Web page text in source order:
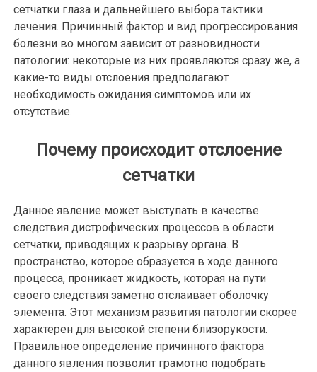
сетчатки глаза и дальнейшего выбора тактики
лечения. Причинный фактор и вид прогрессирования
болезни во многом зависит от разновидности
патологии: некоторые из них проявляются сразу же, а
какие-то виды отслоения предполагают
необходимость ожидания симптомов или их
отсутствие.
Почему происходит отслоение
сетчатки
Данное явление может выступать в качестве
следствия дистрофических процессов в области
сетчатки, приводящих к разрыву органа. В
пространство, которое образуется в ходе данного
процесса, проникает жидкость, которая на пути
своего следствия заметно отслаивает оболочку
элемента. Этот механизм развития патологии скорее
характерен для высокой степени близорукости.
Правильное определение причинного фактора
данного явления позволит грамотно подобрать